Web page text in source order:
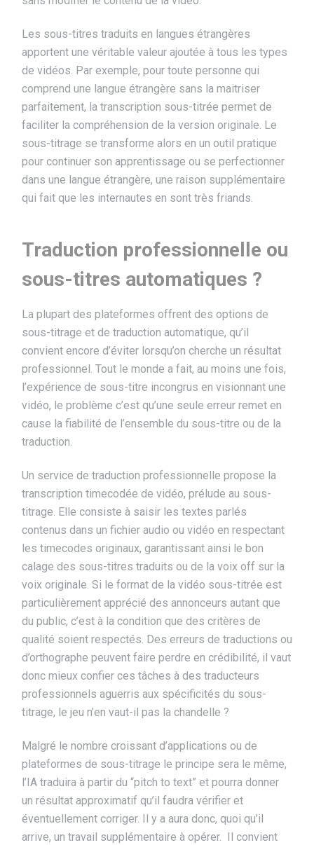
Les sous-titres traduits en langues étrangères
apportent une véritable valeur ajoutée à tous les types
de vidéos. Par exemple, pour toute personne qui
comprend une langue étrangère sans la maitriser
parfaitement, la transcription sous-titrée permet de
faciliter la compréhension de la version originale. Le
sous-titrage se transforme alors en un outil pratique
pour continuer son apprentissage ou se perfectionner
dans une langue étrangère, une raison supplémentaire
qui fait que les internautes en sont très friands.
Traduction professionnelle ou
sous-titres automatiques ?
La plupart des plateformes offrent des options de
sous-titrage et de traduction automatique, qu’il
convient encore d’éviter lorsqu’on cherche un résultat
professionnel. Tout le monde a fait, au moins une fois,
l’expérience de sous-titre incongrus en visionnant une
vidéo, le problème c’est qu’une seule erreur remet en
cause la fiabilité de l’ensemble du sous-titre ou de la
traduction.
Un service de traduction professionnelle propose la
transcription timecodée de vidéo, prélude au sous-
titrage. Elle consiste à saisir les textes parlés
contenus dans un fichier audio ou vidéo en respectant
les timecodes originaux, garantissant ainsi le bon
calage des sous-titres traduits ou de la voix off sur la
voix originale. Si le format de la vidéo sous-titrée est
particulièrement apprécié des annonceurs autant que
du public, c’est à la condition que des critères de
qualité soient respectés. Des erreurs de traductions ou
d’orthographe peuvent faire perdre en crédibilité, il vaut
donc mieux confier ces tâches à des traducteurs
professionnels aguerris aux spécificités du sous-
titrage, le jeu n’en vaut-il pas la chandelle ?
Malgré le nombre croissant d’applications ou de
plateformes de sous-titrage le principe sera le même,
l’IA traduira à partir du “pitch to text” et pourra donner
un résultat approximatif qu’il faudra vérifier et
éventuellement corriger. Il y a aura donc, quoi qu’il
arrive, un travail supplémentaire à opérer. Il convient